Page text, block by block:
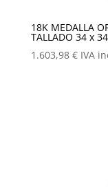
18K MEDALLA
TALLADO 34 x
1.603,98 € IVA